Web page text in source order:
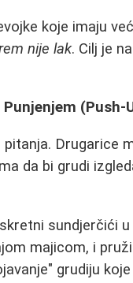
koje imaju
nije lak. Cilj je
Drugarice
da bi grudi
sundjerčići
majicom, i
grudiju